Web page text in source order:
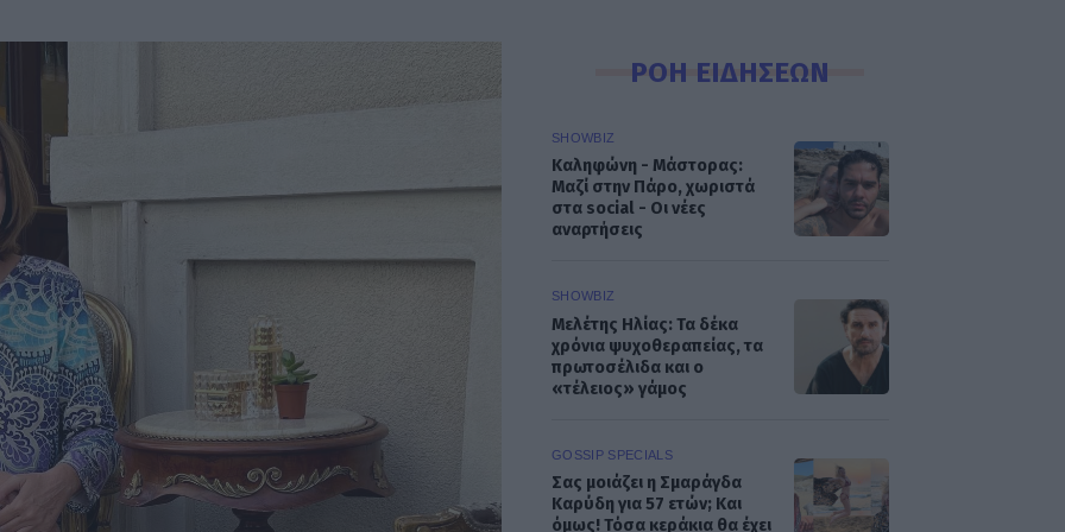
ΡΟΗ ΕΙΔΗΣΕΩΝ
SHOWBIZ
Καληφώνη - Μάστορας:
Μαζί στην Πάρο, χωριστά
στα social - Οι νέες
αναρτήσεις
SHOWBIZ
Μελέτης Ηλίας: Τα δέκα
χρόνια ψυχοθεραπείας, τα
πρωτοσέλιδα και ο
«τέλειος» γάμος
GOSSIP SPECIALS
Σας μοιάζει η Σμαράγδα
Καρύδη για 57 ετών; Και
όμως! Τόσα κεράκια θα έχει